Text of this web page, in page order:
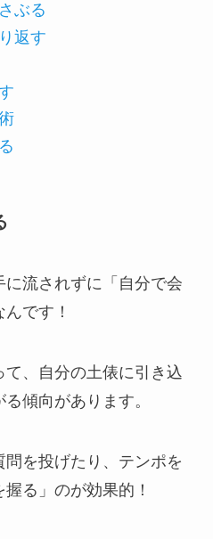
ぶる
返す
に流されずに「自分で会
です！
、自分の土俵に引き込
傾向があります。
を投げたり、テンポを
る」のが効果的！